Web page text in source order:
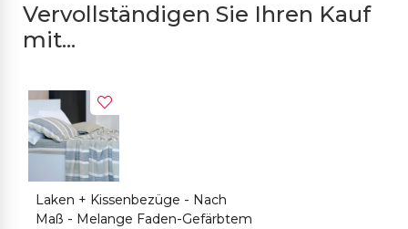
Vervollständigen Sie Ihren Kauf
mit...
Laken + Kissenbezüge - Nach
Maß - Melange Faden-Gefärbtem